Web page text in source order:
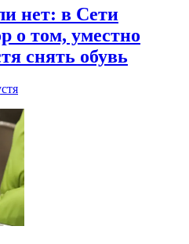
нет: в Сети
о том, уместно
снять обувь